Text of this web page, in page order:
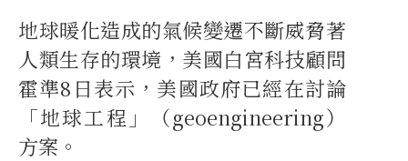
地球暖化造成的氣候變遷不斷威脅著
人類生存的環境，美國白宮科技顧問
霍準8日表示，美國政府已經在討論
「地球工程」（geoengineering）
方案。